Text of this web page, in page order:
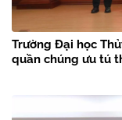
Trường Đại học
quần chúng ưu tú